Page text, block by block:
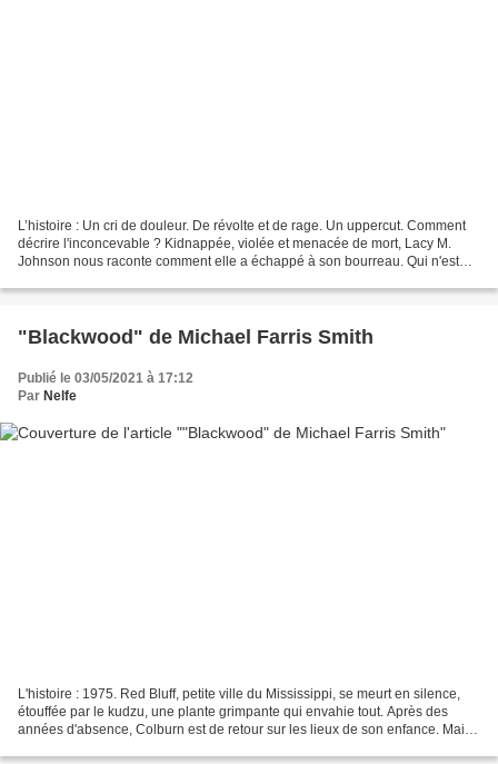
L’histoire : Un cri de douleur. De révolte et de rage. Un uppercut. Comment
décrire l'inconcevable ? Kidnappée, violée et menacée de mort, Lacy M.
Johnson nous raconte comment elle a échappé à son bourreau. Qui n'est
"Blackwood" de Michael Farris Smith
Publié le 03/05/2021 à 17:12
Par Nelfe
L'histoire : 1975. Red Bluff, petite ville du Mississippi, se meurt en silence,
étouffée par le kudzu, une plante grimpante qui envahie tout. Après des
années d'absence, Colburn est de retour sur les lieux de son enfance. Mais